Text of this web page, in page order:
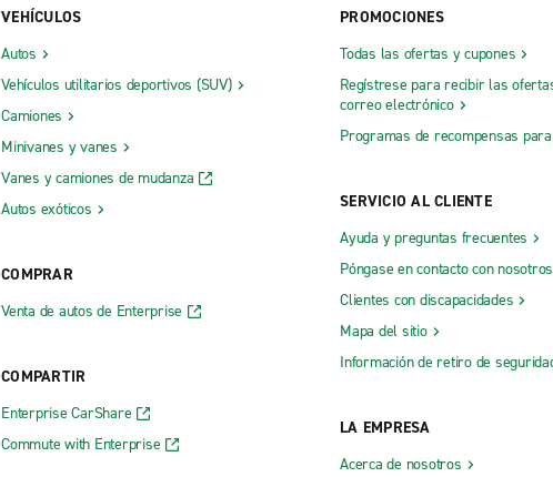
VEHÍCULOS
Autos
Vehículos utilitarios deportivos (SUV)
Camiones
Minivanes y vanes
Vanes y camiones de mudanza
Autos exóticos
COMPRAR
Venta de autos de Enterprise
COMPARTIR
Enterprise CarShare
Commute with Enterprise
PROMOCIONES
Todas las ofertas y cupones
Regístrese para recibir las
correo electrónico
Programas de recompensas
SERVICIO AL CLIENTE
Ayuda y preguntas frecuentes
Póngase en contacto con nosotros
Clientes con discapacidades
Mapa del sitio
Información de retiro de
LA EMPRESA
Acerca de nosotros